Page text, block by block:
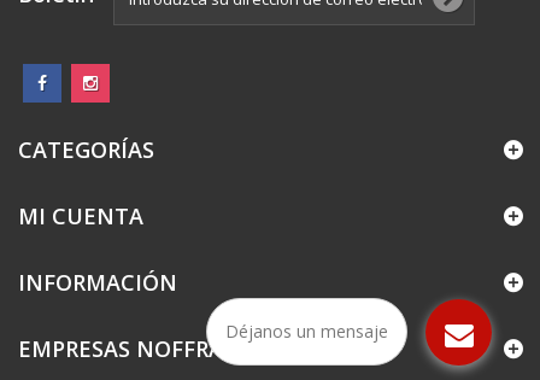
Déjanos un mensaje
CATEGORÍAS
MI CUENTA
INFORMACIÓN
EMPRESAS NOFFRA